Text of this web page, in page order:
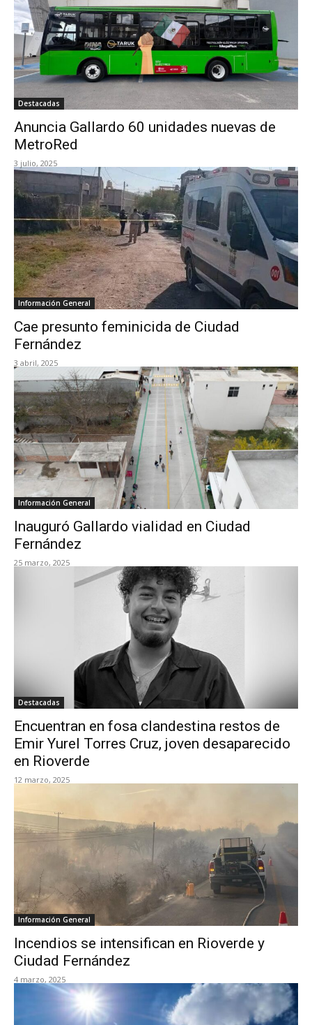
Destacadas
Anuncia Gallardo 60 unidades nuevas de
MetroRed
3 julio, 2025
Información General
Cae presunto feminicida de Ciudad
Fernández
3 abril, 2025
Información General
Inauguró Gallardo vialidad en Ciudad
Fernández
25 marzo, 2025
Destacadas
Encuentran en fosa clandestina restos de
Emir Yurel Torres Cruz, joven desaparecido
en Rioverde
12 marzo, 2025
Información General
Incendios se intensifican en Rioverde y
Ciudad Fernández
4 marzo, 2025